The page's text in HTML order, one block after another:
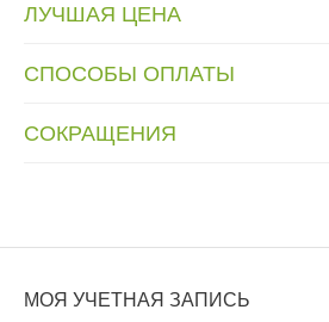
ЛУЧШАЯ ЦЕНА
СПОСОБЫ ОПЛАТЫ
СОКРАЩЕНИЯ
МОЯ УЧЕТНАЯ ЗАПИСЬ